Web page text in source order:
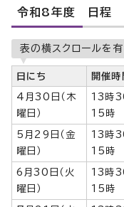
令和8年度 日程
表の横スクロールを
日にち 開催時
4月30日（木
曜日）
13時
15時
5月29日（金
曜日）
13時
15時
6月30日（火
曜日）
13時
15時